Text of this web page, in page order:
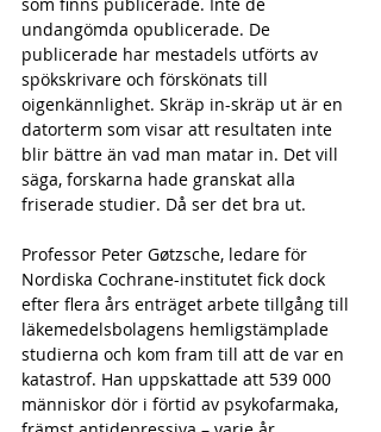
undangömda opublicerade. De
publicerade har mestadels utförts av
spökskrivare och förskönats till
oigenkännlighet. Skräp in-skräp ut är en
datorterm som visar att resultaten inte
blir bättre än vad man matar in. Det vill
säga, forskarna hade granskat alla
friserade studier. Då ser det bra ut.
Professor Peter Gøtzsche, ledare för
Nordiska Cochrane-institutet fick dock
efter flera års enträget arbete tillgång till
läkemedelsbolagens hemligstämplade
studierna och kom fram till att de var en
katastrof. Han uppskattade att 539 000
människor dör i förtid av psykofarmaka,